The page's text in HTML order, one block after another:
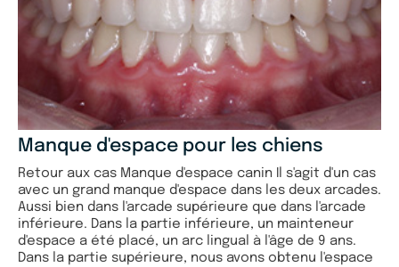
Manque d'espace pour les chiens
Retour aux cas Manque d'espace canin Il s'agit d'un cas
avec un grand manque d'espace dans les deux arcades.
Aussi bien dans l'arcade supérieure que dans l'arcade
inférieure. Dans la partie inférieure, un mainteneur
d'espace a été placé, un arc lingual à l'âge de 9 ans.
Dans la partie supérieure, nous avons obtenu l'espace